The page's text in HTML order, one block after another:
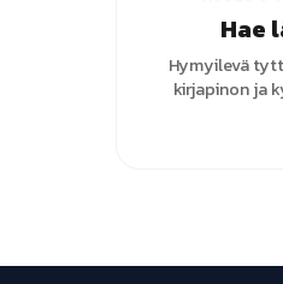
Hae
Hymyilevä
kirjapinon ja